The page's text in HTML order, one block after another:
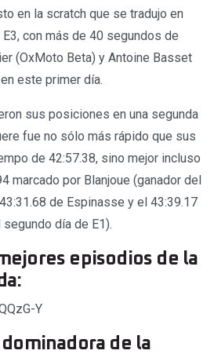
en la scratch que se tradujo en
con más de 40 segundos de
(OxMoto Beta) y Antoine Basset
este primer día.
sus posiciones en una segunda
fue no sólo más rápido que sus
de 42:57.38, sino mejor incluso
marcado por Blanjoue (ganador del
de Espinasse y el 43:39.17
día de E1).
episodios de la
Y
de la